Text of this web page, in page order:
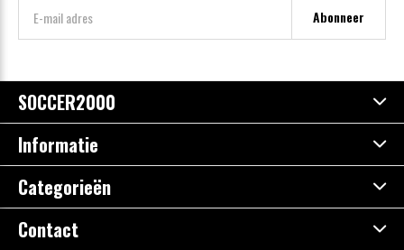
Abonneer
SOCCER2000
Informatie
Categorieën
Contact